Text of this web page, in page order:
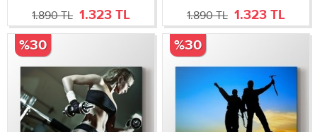
1.890 TL 1.323 TL 1.890 TL 1.323 TL
%30 %30